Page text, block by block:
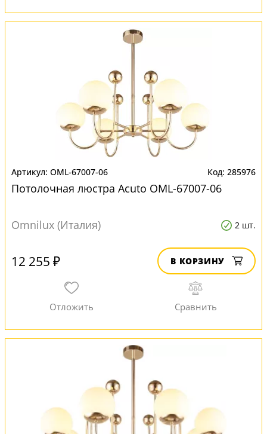
OML-67007-06 285976
Потолочная люстра Acuto OML-67007-06
Omnilux (Италия) 2 шт.
12 255 ₽ В КОРЗИНУ